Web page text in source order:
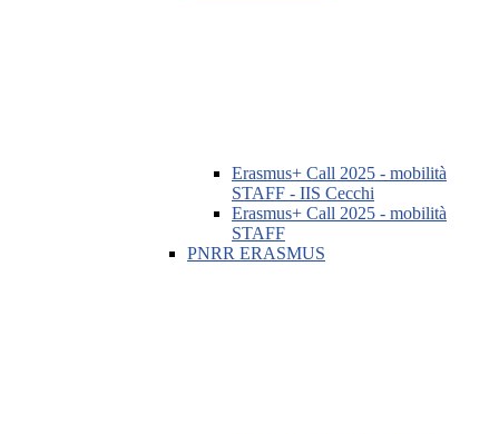
Erasmus+ Call 2025 - mobilità
STAFF - IIS Cecchi
Erasmus+ Call 2025 - mobilità
STAFF
PNRR ERASMUS